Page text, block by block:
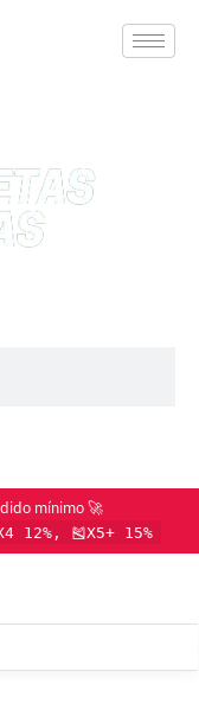
mínimo 🚀
12%, 🎽X5+ 15%